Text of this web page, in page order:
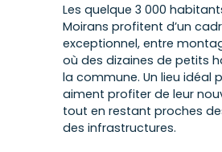
Les quelque 3 000
Moirans profitent d’un
exceptionnel, entre
où des dizaines de petits
la commune. Un lieu idéal
aiment profiter de leur
tout en restant proches
des infrastructures.